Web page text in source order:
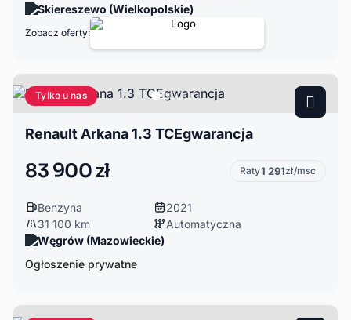
Skiereszewo (Wielkopolskie)
Zobacz oferty:
Tylko u nas
Renault Arkana 1.3 TCEgwarancja
83 900 zł Raty1 291zł/msc
Benzyna
2021
31 100 km
Automatyczna
Węgrów (Mazowieckie)
Ogłoszenie prywatne